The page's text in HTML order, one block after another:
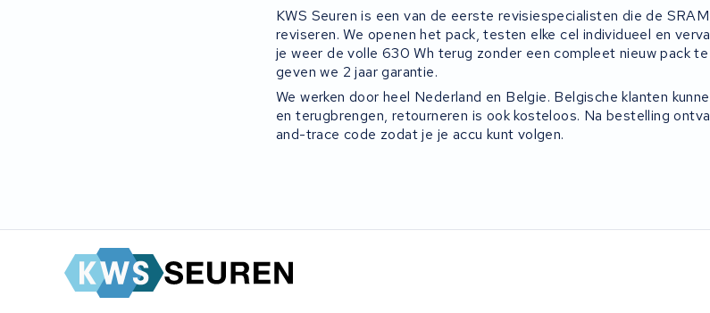
KWS Seuren is een van de eerste revisiespecialisten die de
reviseren. We openen het pack, testen elke cel individueel en
je weer de volle 630 Wh terug zonder een compleet nieuw pack
geven we 2 jaar garantie.
We werken door heel Nederland en Belgie. Belgische klanten
en terugbrengen, retourneren is ook kosteloos. Na bestelling
and-trace code zodat je je accu kunt volgen.